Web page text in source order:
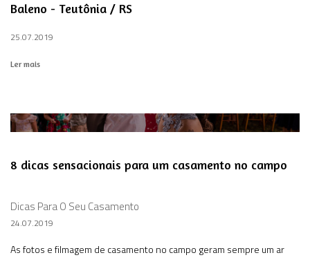
Baleno - Teutônia / RS
25.07.2019
Ler mais
8 dicas sensacionais para um casamento no campo
Dicas Para O Seu Casamento
24.07.2019
As fotos e filmagem de casamento no campo geram sempre um ar